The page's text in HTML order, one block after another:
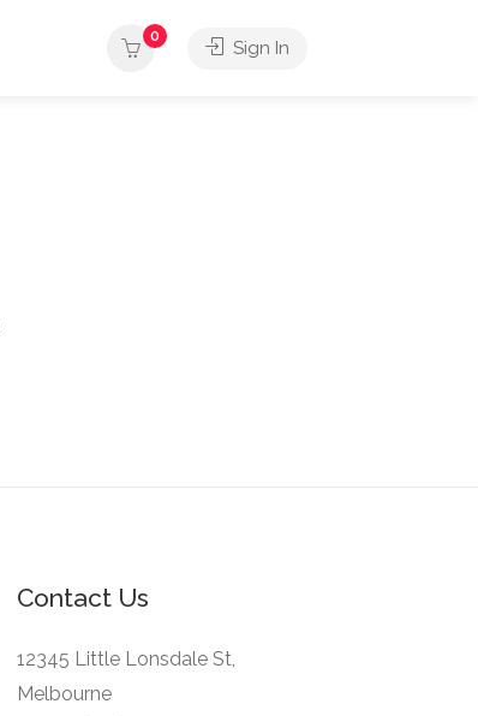
0
Sign In
Contact Us
12345 Little Lonsdale St,
Melbourne